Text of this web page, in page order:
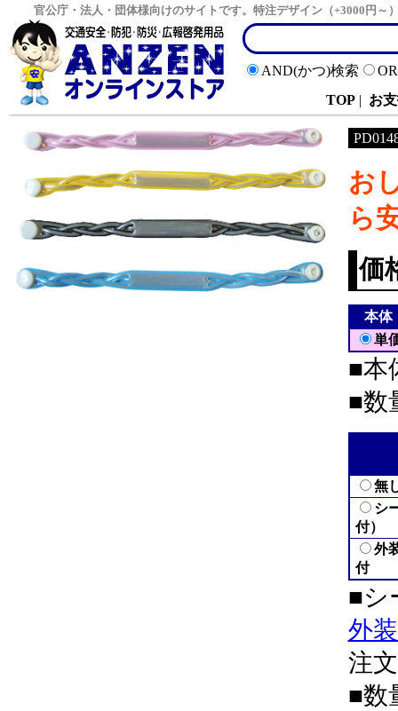
官公庁・法人・団体様向けのサイトです。特注デザイン（+3000円
AND(かつ)検索
TOP | お
お
ら
価
本体
単
■本
■数
無
シ
付）
外
付
■シ
外
注
■数